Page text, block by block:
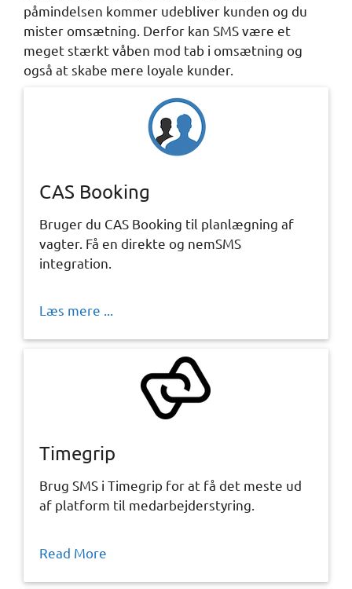
påmindelsen kommer udebliver kunden og du
mister omsætning. Derfor kan SMS være et
meget stærkt våben mod tab i omsætning og
også at skabe mere loyale kunder.
CAS Booking
Bruger du CAS Booking til planlægning af
vagter. Få en direkte og nemSMS
integration.
Læs mere ...
Timegrip
Brug SMS i Timegrip for at få det meste ud
af platform til medarbejderstyring.
Read More